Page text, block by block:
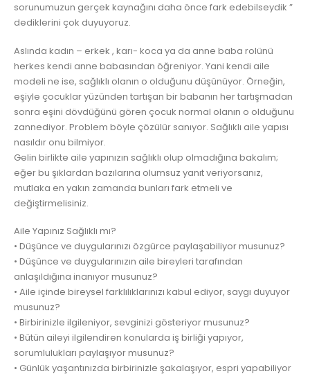
sorunumuzun gerçek kaynağını daha önce fark edebilseydik ”
dediklerini çok duyuyoruz.
Aslında kadın – erkek , karı- koca ya da anne baba rolünü
herkes kendi anne babasından öğreniyor. Yani kendi aile
modeli ne ise, sağlıklı olanın o olduğunu düşünüyor. Örneğin,
eşiyle çocuklar yüzünden tartışan bir babanın her tartışmadan
sonra eşini dövdüğünü gören çocuk normal olanın o olduğunu
zannediyor. Problem böyle çözülür sanıyor. Sağlıklı aile yapısı
nasıldır onu bilmiyor.
Gelin birlikte aile yapınızın sağlıklı olup olmadığına bakalım;
eğer bu şıklardan bazılarına olumsuz yanıt veriyorsanız,
mutlaka en yakın zamanda bunları fark etmeli ve
değiştirmelisiniz.
Aile Yapınız Sağlıklı mı?
• Düşünce ve duygularınızı özgürce paylaşabiliyor musunuz?
• Düşünce ve duygularınızın aile bireyleri tarafından
anlaşıldığına inanıyor musunuz?
• Aile içinde bireysel farklılıklarınızı kabul ediyor, saygı duyuyor
musunuz?
• Birbirinizle ilgileniyor, sevginizi gösteriyor musunuz?
• Bütün aileyi ilgilendiren konularda iş birliği yapıyor,
sorumlulukları paylaşıyor musunuz?
• Günlük yaşantınızda birbirinizle şakalaşıyor, espri yapabiliyor